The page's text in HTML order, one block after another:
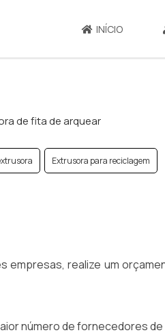
INÍCIO
de fita de arquear
Extrusora para reciclagem
empresas, realize um
número de fornecedores de